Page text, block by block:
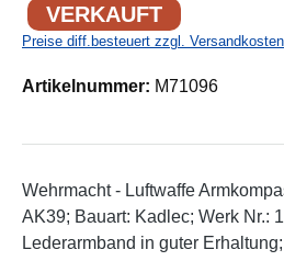
VERKAUFT
Preise diff.besteuert zzgl. Versandkosten
Artikelnummer: M71096
Wehrmacht - Luftwaffe
AK39; Bauart: Kadlec; Werk Nr.:
Lederarmband in guter